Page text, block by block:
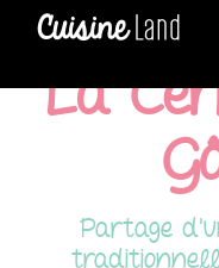
La
Partage